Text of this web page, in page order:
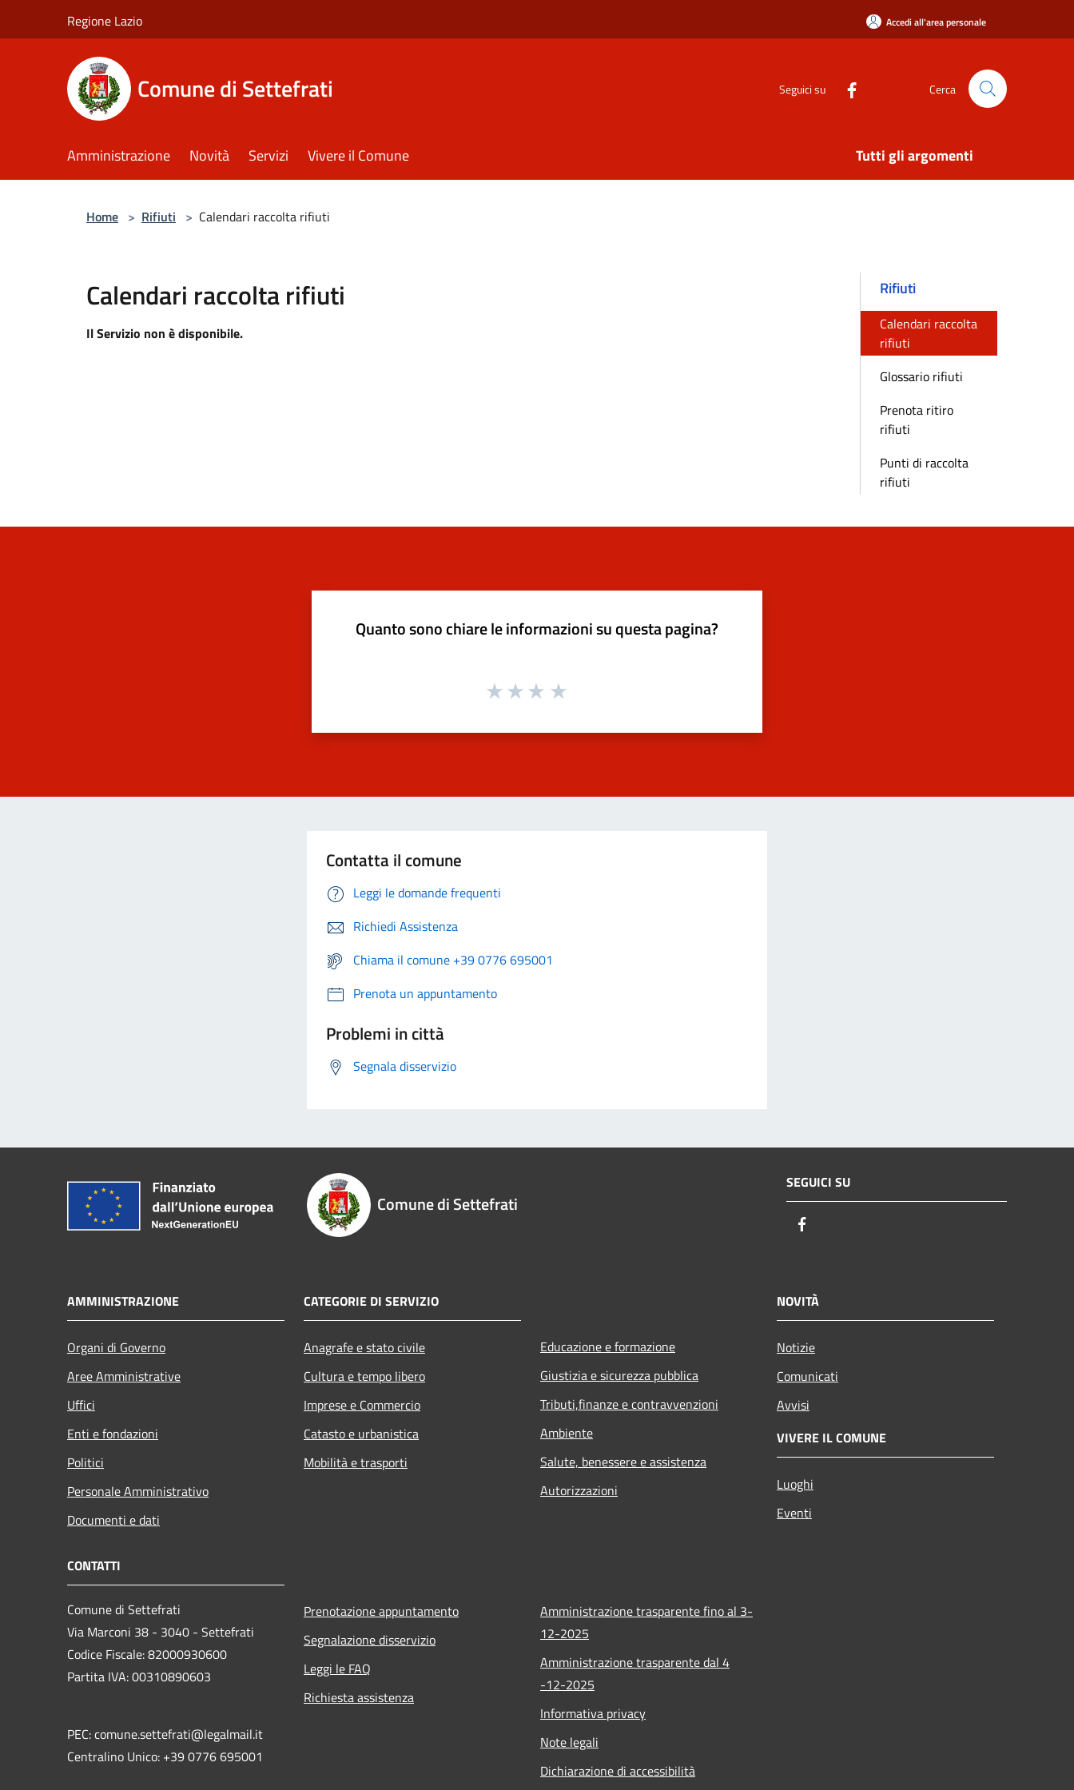
Regione Lazio Accedi all'area personale
Comune di Settefrati Seguici su Cerca
Amministrazione Novità Servizi Vivere il Comune Tutti gli argomenti
Home > Rifiuti > Calendari raccolta rifiuti
Calendari raccolta rifiuti
Il Servizio non è disponibile.
Rifiuti
Calendari raccolta
rifiuti
Glossario rifiuti
Prenota ritiro
rifiuti
Punti di raccolta
rifiuti
Quanto sono chiare le informazioni su questa pagina?
Contatta il comune
Leggi le domande frequenti
Richiedi Assistenza
Chiama il comune +39 0776 695001
Prenota un appuntamento
Problemi in città
Segnala disservizio
Comune di Settefrati
SEGUICI SU
AMMINISTRAZIONE
Organi di Governo
Aree Amministrative
Uffici
Enti e fondazioni
Politici
Personale Amministrativo
Documenti e dati
CATEGORIE DI SERVIZIO
Anagrafe e stato civile
Cultura e tempo libero
Imprese e Commercio
Catasto e urbanistica
Mobilità e trasporti
Educazione e formazione
Giustizia e sicurezza pubblica
Tributi,finanze e contravvenzioni
Ambiente
Salute, benessere e assistenza
Autorizzazioni
NOVITÀ
Notizie
Comunicati
Avvisi
VIVERE IL COMUNE
Luoghi
Eventi
CONTATTI
Comune di Settefrati
Via Marconi 38 - 3040 - Settefrati
Codice Fiscale: 82000930600
Partita IVA: 00310890603
PEC: comune.settefrati@legalmail.it
Centralino Unico: +39 0776 695001
Prenotazione appuntamento
Segnalazione disservizio
Leggi le FAQ
Richiesta assistenza
Amministrazione trasparente fino al 3-
12-2025
Amministrazione trasparente dal 4
-12-2025
Informativa privacy
Note legali
Dichiarazione di accessibilità